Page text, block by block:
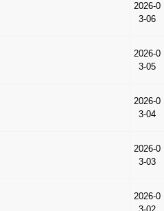
2026-0
3-06
2026-0
3-05
2026-0
3-04
2026-0
3-03
2026-0